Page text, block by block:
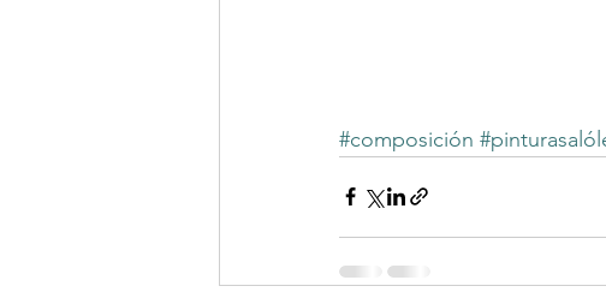
#composición